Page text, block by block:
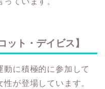
ット・デイビス】
動に積極的に参加して
が登場しています。